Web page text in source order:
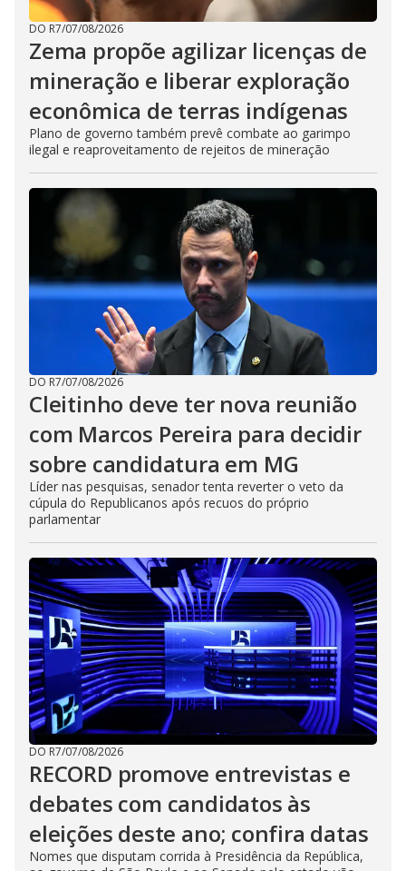
DO R7/07/08/2026
Zema propõe agilizar licenças de
mineração e liberar exploração
econômica de terras indígenas
Plano de governo também prevê combate ao garimpo
ilegal e reaproveitamento de rejeitos de mineração
DO R7/07/08/2026
Cleitinho deve ter nova reunião
com Marcos Pereira para decidir
sobre candidatura em MG
Líder nas pesquisas, senador tenta reverter o veto da
cúpula do Republicanos após recuos do próprio
parlamentar
DO R7/07/08/2026
RECORD promove entrevistas e
debates com candidatos às
eleições deste ano; confira datas
Nomes que disputam corrida à Presidência da República,